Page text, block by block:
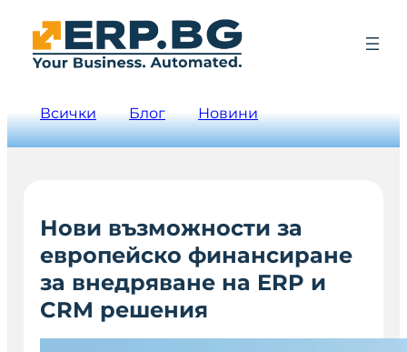
Всички Блог Новини
Нови възможности за
европейско финансиране
за внедряване на ERP и
CRM решения